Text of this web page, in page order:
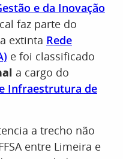
e da Inovação
faz parte do
extinta Rede
e foi classificado
a cargo do
Infraestrutura de
a trecho não
entre Limeira e